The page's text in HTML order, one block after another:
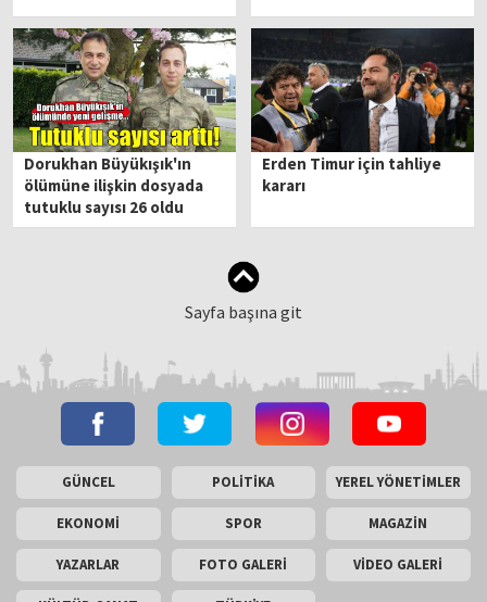
Dorukhan Büyükışık'ın
ölümüne ilişkin dosyada
tutuklu sayısı 26 oldu
Erden Timur için tahliye
kararı
Sayfa başına git
GÜNCEL POLİTİKA YEREL YÖNETİMLER
EKONOMİ SPOR MAGAZİN
YAZARLAR FOTO GALERİ VİDEO GALERİ